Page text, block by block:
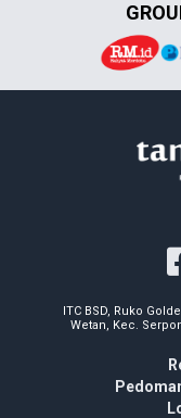
ITC BSD, Ruko
Wetan, Kec.